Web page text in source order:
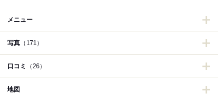
メニュー
写真 （171）
口コミ （26）
地図